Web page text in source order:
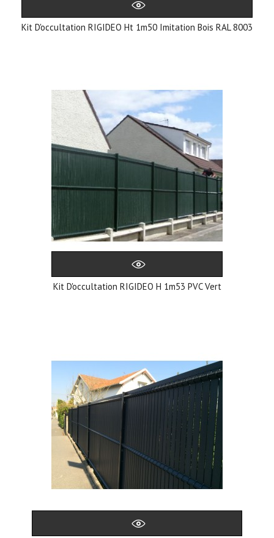
Kit D'occultation RIGIDEO Ht 1m50 Imitation Bois RAL 8003
Kit D'occultation RIGIDEO H 1m53 PVC Vert